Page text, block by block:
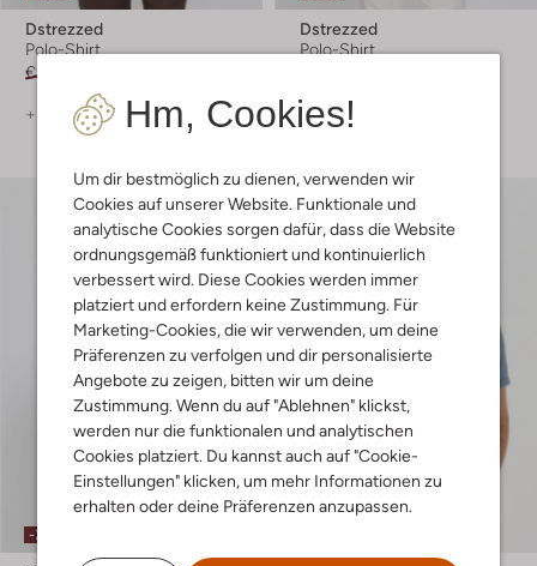
Hm, Cookies!
Um dir bestmöglich zu dienen, verwenden wir
Cookies auf unserer Website. Funktionale und
analytische Cookies sorgen dafür, dass die Website
ordnungsgemäß funktioniert und kontinuierlich
verbessert wird. Diese Cookies werden immer
platziert und erfordern keine Zustimmung. Für
Marketing-Cookies, die wir verwenden, um deine
Präferenzen zu verfolgen und dir personalisierte
Angebote zu zeigen, bitten wir um deine
Zustimmung. Wenn du auf "Ablehnen" klickst,
werden nur die funktionalen und analytischen
Cookies platziert. Du kannst auch auf "Cookie-
Einstellungen" klicken, um mehr Informationen zu
erhalten oder deine Präferenzen anzupassen.
Dstrezzed
Polo-Shirt
€ 99,99
+ mehr farben
Dstrezzed
Polo-Shirt
+ mehr farben
-30%